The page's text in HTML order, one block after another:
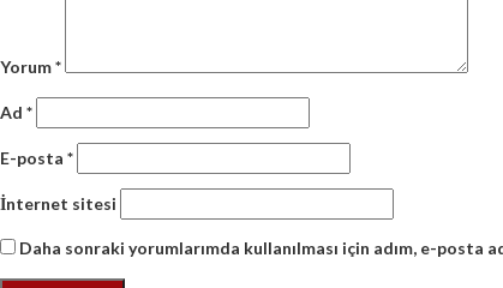
Yorum*
Ad *
E-posta *
İnternet sitesi
Daha sonraki yorumlarımda kullanılması için adım, e-posta